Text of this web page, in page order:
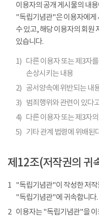
이용자의 공개 게시물의 내
"독립기념관"은 이용자에게
수 있고, 해당 이용자의 회원
있습니다.
1) 다른 이용자 또는 제3자
손상시키는 내용
2) 공서양속에 위반되는 내
3)
범죄행위와 관련이 있다
4) 다른 이용자 또는 제3자
5) 기타 관계 법령에 위배된
제12조(저작권의 귀
1 "독립기념관"이 작성한 저
"독립기념관"에 귀속합니다.
2 이용자는 "독립기념관"을